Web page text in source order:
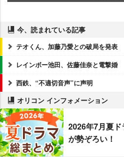
今、読まれている記事
テオくん、加藤乃愛との破局を発表
レインボー池田、佐藤佳奈と電撃婚
西鉄、“不適切音声”に声明
オリコン インフォメーション
2026年7月夏
が勢ぞろい！